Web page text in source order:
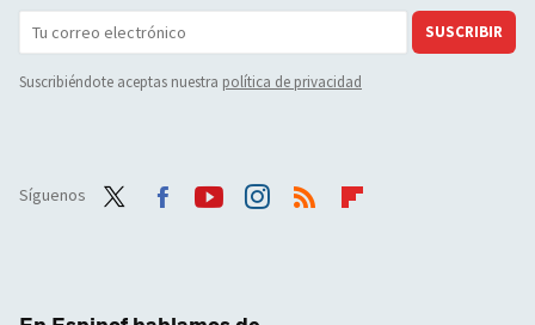
SUSCRIBIR
Suscribiéndote aceptas nuestra política de privacidad
Síguenos